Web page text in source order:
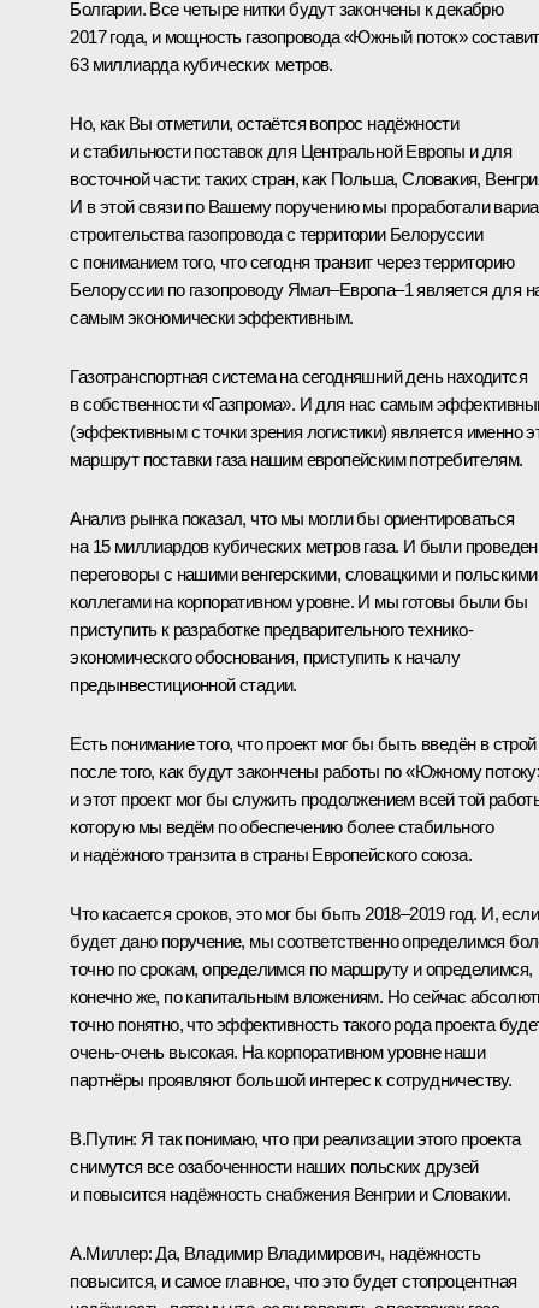
Болгарии. Все четыре нитки будут закончены к декабрю
2017 года, и мощность газопровода «Южный поток» составит
63 миллиарда кубических метров.
Но, как Вы отметили, остаётся вопрос надёжности
и стабильности поставок для Центральной Европы и для
восточной части: таких стран, как Польша, Словакия,
И в этой связи по Вашему поручению мы проработали
строительства газопровода с территории Белоруссии
с пониманием того, что сегодня транзит через территорию
Белоруссии по газопроводу Ямал–Европа–1 является для
самым экономически эффективным.
Газотранспортная система на сегодняшний день находится
в собственности «Газпрома». И для нас самым
(эффективным с точки зрения логистики) является именно
маршрут поставки газа нашим европейским потребителям.
Анализ рынка показал, что мы могли бы ориентироваться
на 15 миллиардов кубических метров газа. И были
переговоры с нашими венгерскими, словацкими и польскими
коллегами на корпоративном уровне. И мы готовы были бы
приступить к разработке предварительного технико-
экономического обоснования, приступить к началу
предынвестиционной стадии.
Есть понимание того, что проект мог бы быть введён в строй
после того, как будут закончены работы по «Южному
и этот проект мог бы служить продолжением всей той
которую мы ведём по обеспечению более стабильного
и надёжного транзита в страны Европейского союза.
Что касается сроков, это мог бы быть 2018–2019 год. И, если
будет дано поручение, мы соответственно определимся
точно по срокам, определимся по маршруту и определимся,
конечно же, по капитальным вложениям. Но сейчас
точно понятно, что эффективность такого рода проекта
очень-очень высокая. На корпоративном уровне наши
партнёры проявляют большой интерес к сотрудничеству.
В.Путин: Я так понимаю, что при реализации этого проекта
снимутся все озабоченности наших польских друзей
и повысится надёжность снабжения Венгрии и Словакии.
А.Миллер:Да, Владимир Владимирович, надёжность
повысится, и самое главное, что это будет стопроцентная